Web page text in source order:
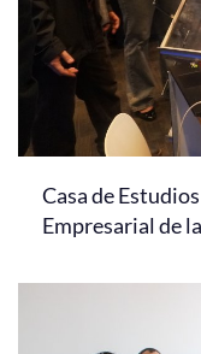
Casa de
Empresarial de